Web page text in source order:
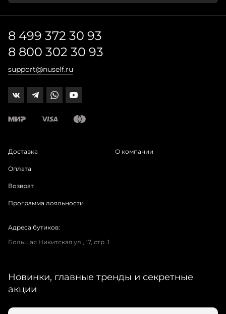
8 499 372 30 93
8 800 302 30 93
support@nuself.ru
Доставка
Оплата
Возврат
Программа лояльности
О компании
Адреса бутиков:
Большая Никитская ул., 17, стр. 1
Новинки, главные тренды и секретные
акции